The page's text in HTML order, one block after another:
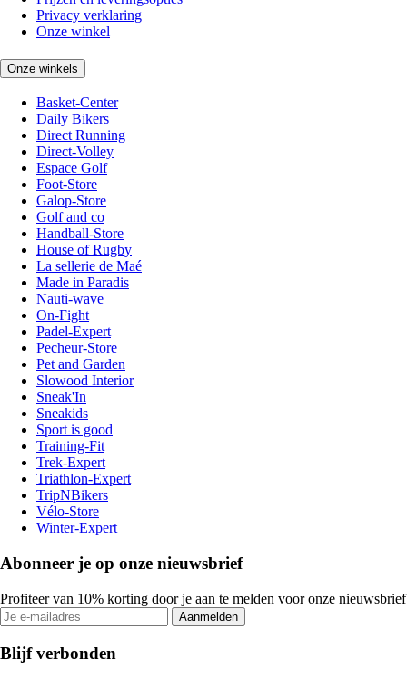
Privacy verklaring
Onze winkel
Onze winkels
Basket-Center
Daily Bikers
Direct Running
Direct-Volley
Espace Golf
Foot-Store
Galop-Store
Golf and co
Handball-Store
House of Rugby
La sellerie de Maé
Made in Paradis
Nauti-wave
On-Fight
Padel-Expert
Pecheur-Store
Pet and Garden
Slowood Interior
Sneak'In
Sneakids
Sport is good
Training-Fit
Trek-Expert
Triathlon-Expert
TripNBikers
Vélo-Store
Winter-Expert
Abonneer je op onze nieuwsbrief
Profiteer van 10% korting door je aan te melden voor onze nieuwsbrief
Aanmelden
Blijf verbonden